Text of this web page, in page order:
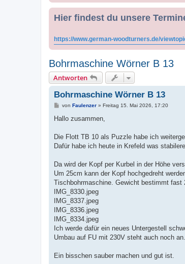
Hier findest du unsere
https://www.german-woodturners.de/
Bohrmaschine Wörner B 13
Antworten
Bohrmaschine Wörner B 13
B
i
a
von Faulenzer» Freitag 15. Mai 2026, 17:20
Hallo zusammen,
Die Flott TB 10 als Puzzle habe ich
Dafür habe ich heute in Krefeld was
Da wird der Kopf per Kurbel in der Höhe
Um 25cm kann der Kopf hochgedreht
Tischbohrmaschine. Gewicht bestimmt
IMG_8330.jpeg
IMG_8337.jpeg
IMG_8336.jpeg
IMG_8334.jpeg
Ich werde dafür ein neues Untergestell
Umbau auf FU mit 230V steht auch noch an.
Ein bisschen sauber machen und gut ist.